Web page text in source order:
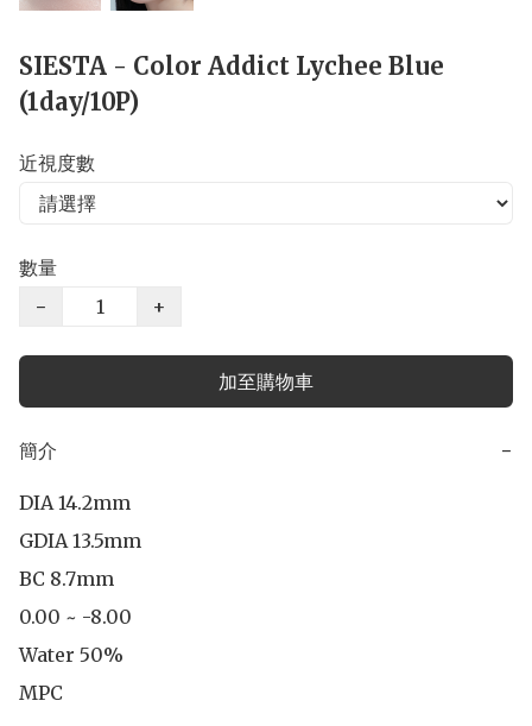
SIESTA - Color Addict Lychee Blue
(1day/10P)
近視度數
數量
−
+
加至購物車
簡介 −
DIA 14.2mm
GDIA 13.5mm
BC 8.7mm
0.00 ~ -8.00
Water 50%
MPC